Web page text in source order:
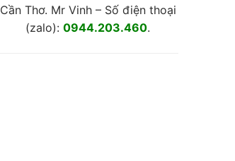
Cần Thơ. Mr Vinh – Số điện thoại
(zalo): 0944.203.460.